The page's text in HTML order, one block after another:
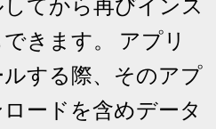
きます。 アプリ
する際、そのアプ
ードを含めデータ